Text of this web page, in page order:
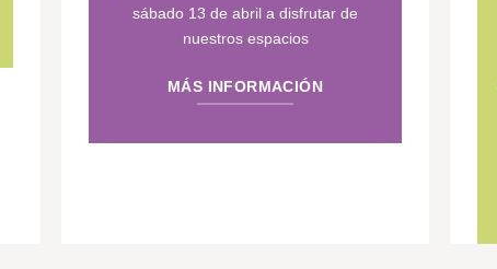
sábado 13 de abril a disfrutar de
nuestros espacios
MÁS INFORMACIÓN